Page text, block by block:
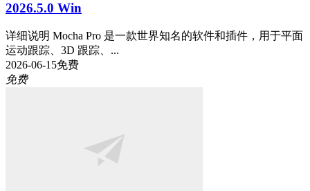
2026.5.0 Win
详细说明 Mocha Pro 是一款世界知名的软件和插件，用于平面
运动跟踪、3D 跟踪、...
2026-06-15免费
免费